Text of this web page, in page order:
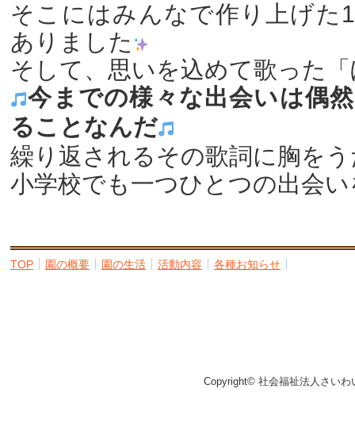
そこにはみんなで作り上げた
ありました
そして、思いを込めて歌った
今までの様々な出会いは偶
ることなんだ
繰り返されるその歌詞に胸を
小学校でも一つひとつの出会
TOP 園の概要 園の生活 活動内容 各種お知らせ
Copyright© 社会福祉法人さい